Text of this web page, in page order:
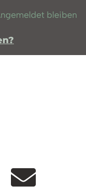
bleiben